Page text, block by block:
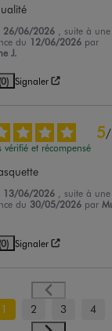
26/06/2026
, suite à une
du 12/06/2026 par
J.
(0) Signaler
5/
vérifié et récompensé
13/06/2026
, suite à une
du 30/05/2026 par
(0) Signaler
1 2 3 4